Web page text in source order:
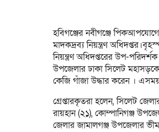
হবিগঞ্জের নবীগঞ্জে
মাদকদ্রব্য নিয়ন্ত্রণ
নিয়ন্ত্রণ অধিদপ্তরের উপ-
উপজেলার ঢাকা সিলেট
কেজি গাঁজা উদ্ধার করেন । এসময়
গ্রেপ্তারকৃতরা হলেন, সিলেট
রায়হান (২১), কোম্পানিগঞ্জ
জেলার জামালগঞ্জ উপজেলার